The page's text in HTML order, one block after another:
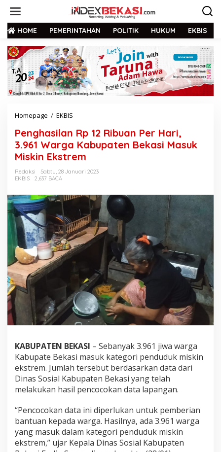
HOME PEMERINTAHAN POLITIK HUKUM EKBIS
Homepage / EKBIS
Penghasilan Rp 12 Ribuan Per Hari,
3.961 Warga Kabupaten Bekasi Masuk
Miskin Ekstrem
Redaksi
Sabtu, 28 Januari 2023
EKBIS
2,637 BACA
KABUPATEN BEKASI – Sebanyak 3.961 jiwa warga
Kabupate Bekasi masuk kategori penduduk miskin
ekstrem. Jumlah tersebut berdasarkan data dari
Dinas Sosial Kabupaten Bekasi yang telah
melakukan hasil pencocokan data lapangan.
“Pencocokan data ini diperlukan untuk pemberian
bantuan kepada warga. Hasilnya, ada 3.961 warga
yang masuk dalam kategori penduduk miskin
ekstrem,” ujar Kepala Dinas Sosial Kabupaten